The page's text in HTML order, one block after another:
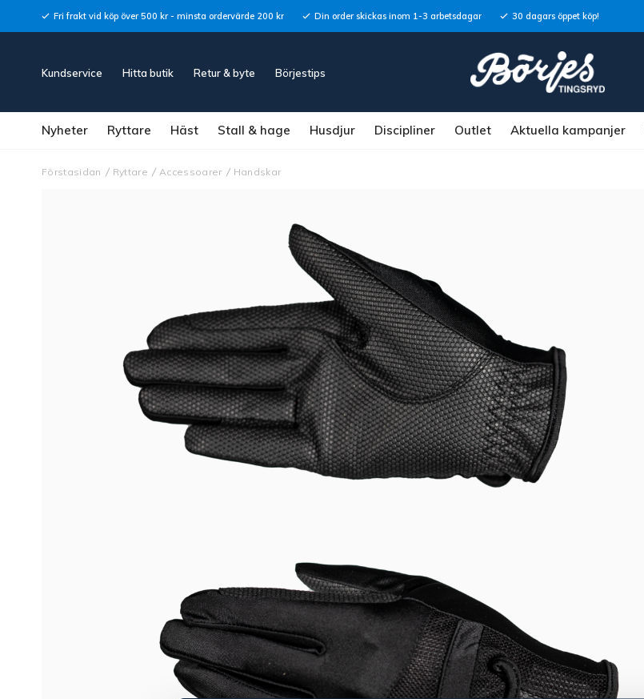
Fri frakt vid köp över 500 kr - minsta ordervärde 200 kr Din order skickas inom 1-3 arbetsdagar 30 dagars öppet köp!
Kundservice Hitta butik Retur & byte Börjestips
Nyheter Ryttare Häst Stall & hage Husdjur Discipliner Outlet Aktuella kampanjer
Förstasidan Ryttare Accessoarer Handskar